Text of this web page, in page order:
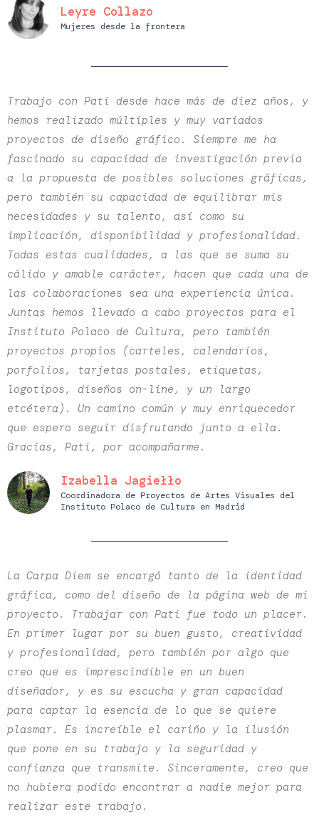
Leyre Collazo
Mujeres desde la frontera
Trabajo con Pati desde hace más de diez años, y
hemos realizado múltiples y muy variados
proyectos de diseño gráfico. Siempre me ha
fascinado su capacidad de investigación previa
a la propuesta de posibles soluciones gráficas,
pero también su capacidad de equilibrar mis
necesidades y su talento, así como su
implicación, disponibilidad y profesionalidad.
Todas estas cualidades, a las que se suma su
cálido y amable carácter, hacen que cada una de
las colaboraciones sea una experiencia única.
Juntas hemos llevado a cabo proyectos para el
Instituto Polaco de Cultura, pero también
proyectos propios (carteles, calendarios,
porfolios, tarjetas postales, etiquetas,
logotipos, diseños on-line, y un largo
etcétera). Un camino común y muy enriquecedor
que espero seguir disfrutando junto a ella.
Gracias, Pati, por acompañarme.
Izabella Jagiełło
Coordinadora de Proyectos de Artes Visuales del
Instituto Polaco de Cultura en Madrid
La Carpa Diem se encargó tanto de la identidad
gráfica, como del diseño de la página web de mi
proyecto. Trabajar con Pati fue todo un placer.
En primer lugar por su buen gusto, creatividad
y profesionalidad, pero también por algo que
creo que es imprescindible en un buen
diseñador, y es su escucha y gran capacidad
para captar la esencia de lo que se quiere
plasmar. Es increíble el cariño y la ilusión
que pone en su trabajo y la seguridad y
confianza que transmite. Sinceramente, creo que
no hubiera podido encontrar a nadie mejor para
realizar este trabajo.